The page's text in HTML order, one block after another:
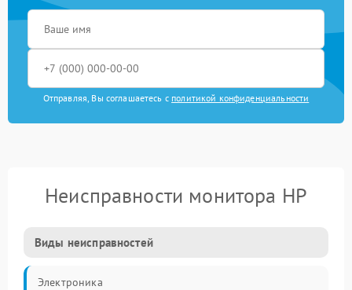
Отправляя, Вы соглашаетесь с политикой конфиденциальности
Неисправности монитора HP
Виды неисправностей
Электроника